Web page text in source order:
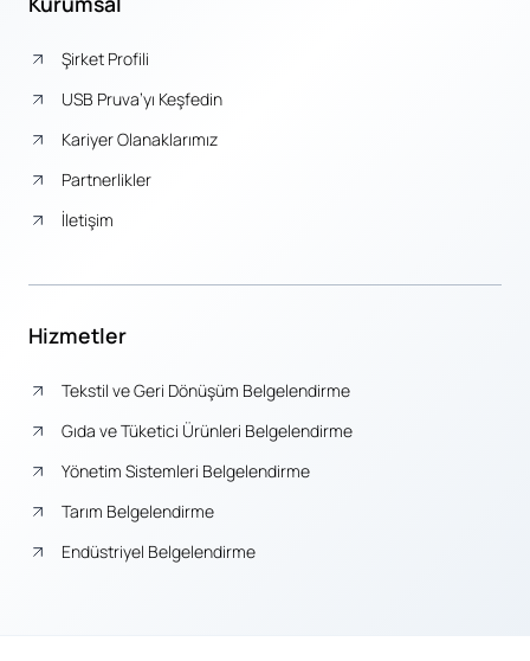
Şirket Profili
USB Pruva’yı Keşfedin
Kariyer Olanaklarımız
Partnerlikler
İletişim
Hizmetler
Tekstil ve Geri Dönüşüm Belgelendirme
Gıda ve Tüketici Ürünleri Belgelendirme
Yönetim Sistemleri Belgelendirme
Tarım Belgelendirme
Endüstriyel Belgelendirme